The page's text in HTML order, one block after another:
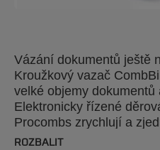
Vázání dokumentů ještě
Kroužkový vazač
velké objemy
Elektronicky řízené
Procombs zrychlují a
dokumentů. Sdružuje
ROZBALIT